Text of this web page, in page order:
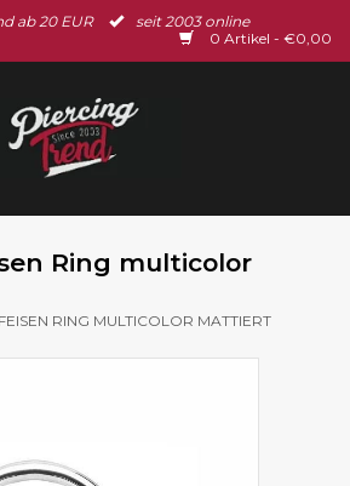
ab 20 EUR
seit 2003 online
0 Artikel - €0,00
Ring multicolor
RING MULTICOLOR MATTIERT